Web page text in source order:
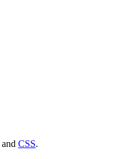
and CSS.